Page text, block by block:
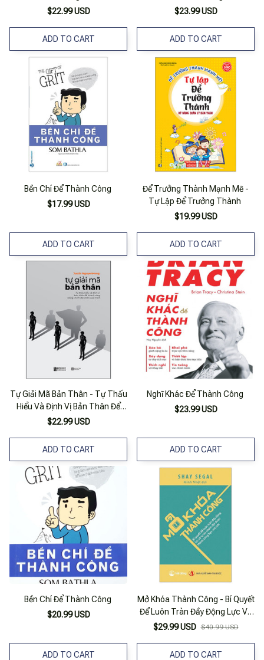
$22.99 USD
ADD TO CART
$23.99 USD
ADD TO CART
Bền Chí Để Thành Công
$17.99 USD
ADD TO CART
Để Trưởng Thành Mạnh Mẽ -
Tự Lập Để Trưởng Thành
$19.99 USD
ADD TO CART
Tự Giải Mã Bản Thân - Tự Thấu
Hiểu Và Định Vị Bản Thân Để
Thành Công Bằng Chính Đôi
$22.99 USD
ADD TO CART
Nghĩ Khác Để Thành Công
$23.99 USD
ADD TO CART
Bền Chí Để Thành Công
$20.99 USD
ADD TO CART
Mở Khóa Thành Công - Bí Quyết
Để Luôn Tràn Đầy Động Lực Và
Tự Tin Nhằm Đạt Được Thành
$29.99 USD $40.99 USD
ADD TO CART